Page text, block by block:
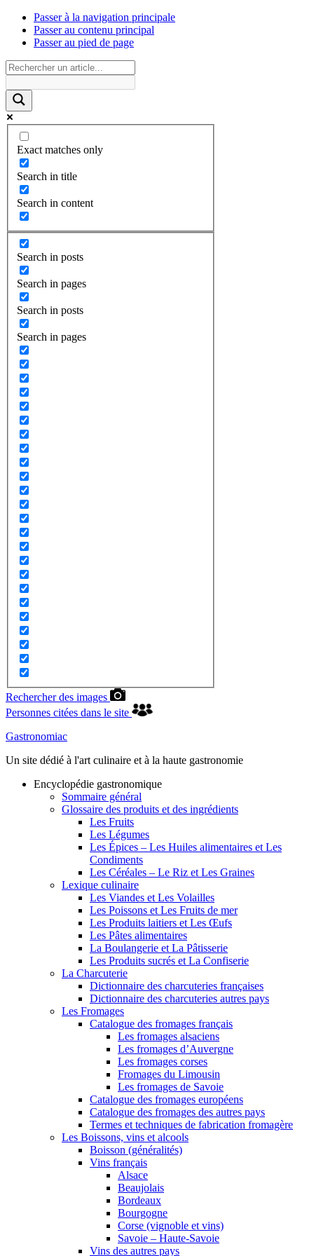
Passer à la navigation principale
Passer au contenu principal
Passer au pied de page
Exact matches only
Search in title
Search in content
Search in posts
Search in pages
Search in posts
Search in pages
Rechercher des images
Personnes citées dans le site
Gastronomiac
Un site dédié à l'art culinaire et à la haute gastronomie
Encyclopédie gastronomique
Sommaire général
Glossaire des produits et des ingrédients
Les Fruits
Les Légumes
Les Épices – Les Huiles alimentaires et Les
Condiments
Les Céréales – Le Riz et Les Graines
Lexique culinaire
Les Viandes et Les Volailles
Les Poissons et Les Fruits de mer
Les Produits laitiers et Les Œufs
Les Pâtes alimentaires
La Boulangerie et La Pâtisserie
Les Produits sucrés et La Confiserie
La Charcuterie
Dictionnaire des charcuteries françaises
Dictionnaire des charcuteries autres pays
Les Fromages
Catalogue des fromages français
Les fromages alsaciens
Les fromages d’Auvergne
Les fromages corses
Fromages du Limousin
Les fromages de Savoie
Catalogue des fromages européens
Catalogue des fromages des autres pays
Termes et techniques de fabrication fromagère
Les Boissons, vins et alcools
Boisson (généralités)
Vins français
Alsace
Beaujolais
Bordeaux
Bourgogne
Corse (vignoble et vins)
Savoie – Haute-Savoie
Vins des autres pays